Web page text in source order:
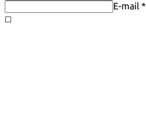
E-mail *
◻️